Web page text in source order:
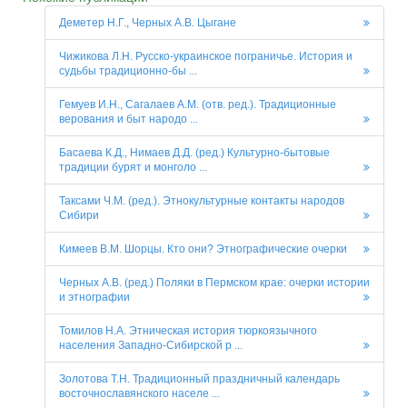
Деметер Н.Г., Черных А.В. Цыгане
Чижикова Л.Н. Русско-украинское пограничье. История и
судьбы традиционно-бы ...
Гемуев И.Н., Сагалаев А.М. (отв. ред.). Традиционные
верования и быт народо ...
Басаева К.Д., Нимаев Д.Д. (ред.) Культурно-бытовые
традиции бурят и монголо ...
Таксами Ч.М. (ред.). Этнокультурные контакты народов
Сибири
Кимеев В.М. Шорцы. Кто они? Этнографические очерки
Черных А.В. (ред.) Поляки в Пермском крае: очерки истории
и этнографии
Томилов Н.А. Этническая история тюркоязычного
населения Западно-Сибирской р ...
Золотова Т.Н. Традиционный праздничный календарь
восточнославянского населе ...